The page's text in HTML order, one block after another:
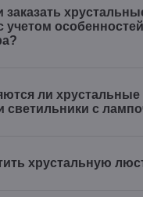
заказать
особенностей
ли хрустальные
светильники с
хрустальную